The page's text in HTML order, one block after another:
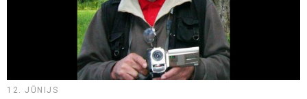
12. JŪNIJS